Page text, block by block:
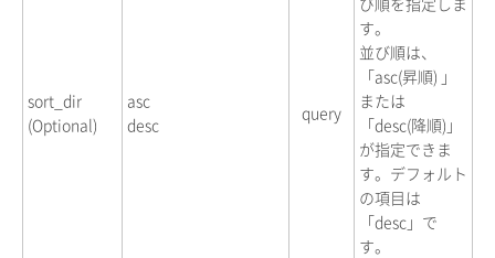
sort_dir
(Optional)
asc
desc
query
す。
並び順は、
「asc(昇順) 」
または
「desc(降順)」
が指定できま
す。デフォルト
の項目は
「desc」で
す。